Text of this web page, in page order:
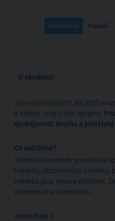
Informace Trenéři
O akademii
Jsme tým mladých lidí, kteří se
a všemu, co je s ním spojené.
spokojenost, kvalita a přátelský
Co nabízíme?
Tréninkové metody prováděné
tréninků, skupinových tréninků,
tréninků jsou vysoce efektivní.
schopnosti a dovednosti.
Jsme číslo 1